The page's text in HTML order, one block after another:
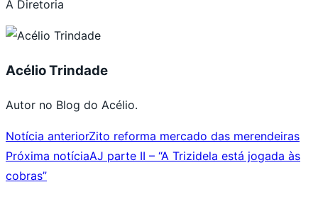
A Diretoria
Acélio Trindade
Autor no Blog do Acélio.
Notícia anteriorZito reforma mercado das merendeiras
Próxima notíciaAJ parte II – “A Trizidela está jogada às
cobras”